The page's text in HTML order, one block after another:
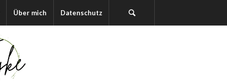
Über mich Datenschutz